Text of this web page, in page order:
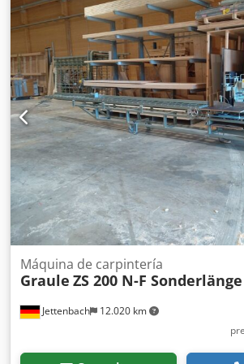
con sistema operativo Windows. Csdjy
Longitud de la mesa de alimentación y
Para cualquier pregunta o para
adicional, por favor contáctenos por
Jettenbach 12.020 km
Máquina de carpintería
Graule ZS 200 N-F Sonderlänge